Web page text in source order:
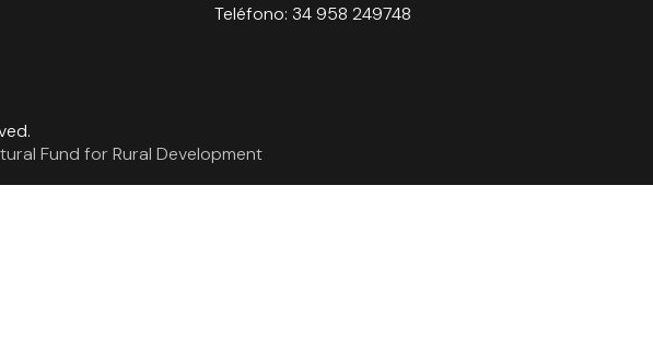
Teléfono: 34 958 249748
Fund for Rural Development